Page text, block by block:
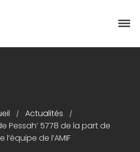
Présentation
Articles
/ Actualités /
Pessah’ 5778 de la part de
l’équipe de l’AMIF